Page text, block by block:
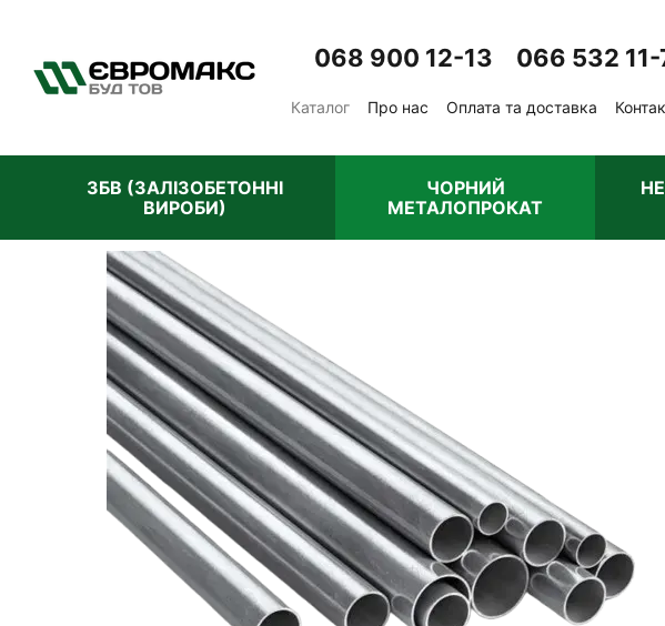
068 900 12-13 066 532 11-
Каталог Про нас Оплата та доставка
ЗБВ (ЗАЛІЗОБЕТОННІ
ВИРОБИ)
ЧОРНИЙ
МЕТАЛОПРОКАТ